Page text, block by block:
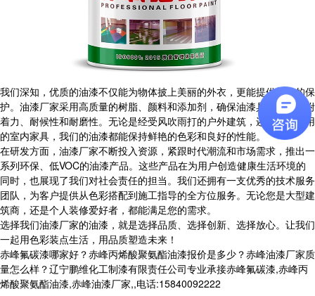
我们深知，优质的油漆不仅能为物体披上美丽的外衣，更能提供长久的保
护。油漆厂家采用高质量的树脂、颜料和添加剂，确保油漆具有出色的附
着力、耐候性和耐磨性。无论是经受风吹雨打的户外建筑，还是频繁使用
的室内家具，我们的油漆都能保持鲜艳的色彩和良好的性能。
在研发方面，油漆厂家不断投入资源，紧跟时代潮流和市场需求，推出一
系列环保、低VOC的油漆产品。这些产品在为用户创造健康生活环境的
同时，也展现了我们对社会责任的担当。我们还拥有一支优秀的技术服务
团队，为客户提供从色彩搭配到施工指导的全方位服务。无论您是大型建
筑商，还是个人装修爱好者，都能满足您的需求。
选择我们油漆厂家的油漆，就是选择品质、选择创新、选择放心。让我们
一起用色彩装点生活，用品质塑造未来！
赤峰氟碳漆哪家好？赤峰丙烯酸聚氨酯油漆报价是多少？赤峰油漆厂家质
量怎么样？辽宁鹏维化工制漆有限责任公司专业承接赤峰氟碳漆,赤峰丙
烯酸聚氨酯油漆,赤峰油漆厂家,,电话:15840092222